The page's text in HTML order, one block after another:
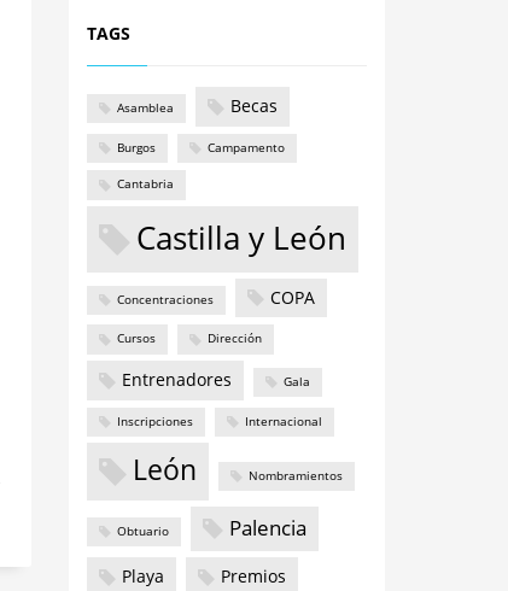
TAGS
Asamblea Becas
Burgos Campamento
Cantabria
Castilla y León
Concentraciones COPA
Cursos Dirección
Entrenadores Gala
Inscripciones Internacional
León Nombramientos
Obtuario Palencia
Playa Premios